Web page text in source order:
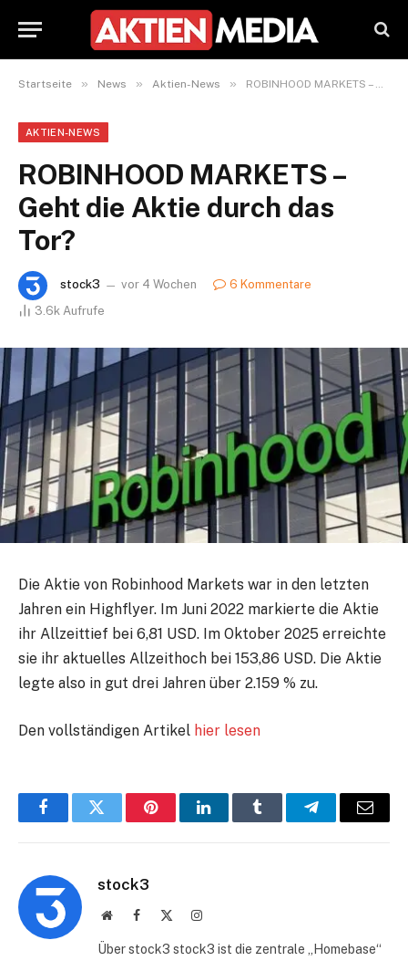
Startseite » News » Aktien-News » ROBINHOOD MARKETS – Geht die Aktie durch das Tor?
AKTIEN-NEWS
ROBINHOOD MARKETS –
Geht die Aktie durch das
Tor?
stock3 vor 4 Wochen
6 Kommentare
3.6k Aufrufe
Die Aktie von Robinhood Markets war in den letzten
Jahren ein Highflyer. Im Juni 2022 markierte die Aktie
ihr Allzeittief bei 6,81 USD. Im Oktober 2025 erreichte
sie ihr aktuelles Allzeithoch bei 153,86 USD. Die Aktie
legte also in gut drei Jahren über 2.159 % zu.
Den vollständigen Artikel hier lesen
FacebookTwitter PinterestLinkedInTumblr TelegramE-
stock3
WebsiteFacebook Instagram
Über stock3 stock3 ist die zentrale „Homebase“